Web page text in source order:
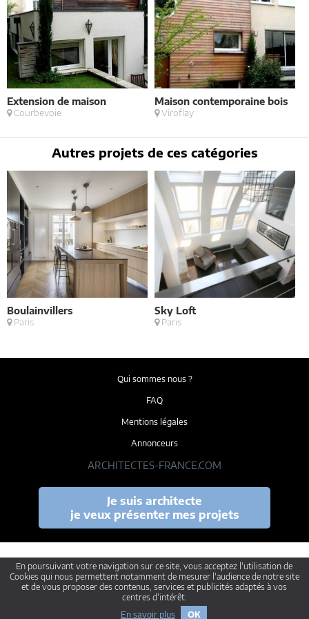
Extension de maison
Courbevoie
Maison contemporaine bois
Viroflay
Autres projets de ces catégories
Boulainvillers
Paris
Sky Loft
Paris
Qui sommes nous ?
FAQ
Mentions légales
Annonceurs
ARCHITECTES-FRANCE.COM
Je suis architecte
je veux présenter mes projets
En poursuivant votre navigation sur ce site, vous acceptez l'utilisation de
Cookies qui nous permettent notamment de mesurer l'audience de notre site
et de vous proposer des contenus, services et publicités adaptés à vos
centres d'intérêt.
En savoir plus
OK